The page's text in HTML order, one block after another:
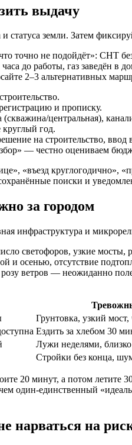
выдачу
статуса земли. Затем
точно не подойдёт»: СНТ
до работы, газ заведён в
2–3 альтернативных
и прописку.
центральная),
круглый год.
на строительство, ввод
— честно оцениваем
«въезд круглогодично»,
поиски и
за городом
инфраструктура и
светофоров, узкие
и осенью, отсутствие
ветров — неожиданно
Грунтовка, узкий
Ездить за хлебом 30
Лужи неделями,
Стройки без конца,
20 минут, а потом
чем один-единственный
нарваться на